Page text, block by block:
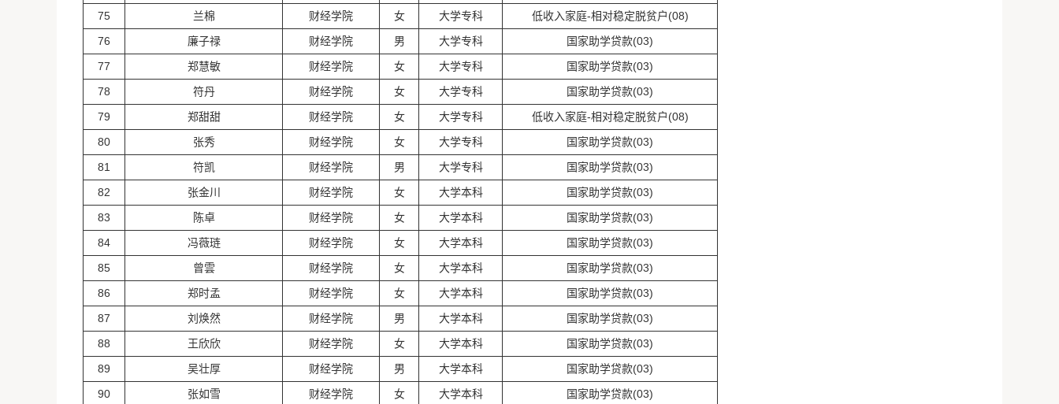
75
兰棉 财经学院 女 大学专科
低收入家庭-相对稳定脱贫户(08)
76
廉子禄 财经学院 男 大学专科
国家助学贷款(03)
77
郑慧敏 财经学院 女 大学专科
国家助学贷款(03)
78
符丹 财经学院 女 大学专科
国家助学贷款(03)
79
郑甜甜 财经学院 女 大学专科
低收入家庭-相对稳定脱贫户(08)
80
张秀 财经学院 女 大学专科
国家助学贷款(03)
81
符凯 财经学院 男 大学专科
国家助学贷款(03)
82
张金川 财经学院 女 大学本科
国家助学贷款(03)
83
陈卓 财经学院 女 大学本科
国家助学贷款(03)
84
冯薇琏 财经学院 女 大学本科
国家助学贷款(03)
85
曾雲 财经学院 女 大学本科
国家助学贷款(03)
86
郑时孟 财经学院 女 大学本科
国家助学贷款(03)
87
刘焕然 财经学院 男 大学本科
国家助学贷款(03)
88
王欣欣 财经学院 女 大学本科
国家助学贷款(03)
89
吴壮厚 财经学院 男 大学本科
国家助学贷款(03)
90
张如雪 财经学院 女 大学本科 国家助学贷款(03)